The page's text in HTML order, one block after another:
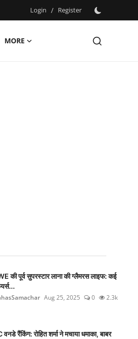
Login / Register
MORE
की पूर्व सुपरस्टार लाना की ग्लैमरस लाइफ: कई
Aug 25, 2025 0 2.3k
वनडे रैंकिंग: रोहित शर्मा ने मचाया धमाका, बाबर